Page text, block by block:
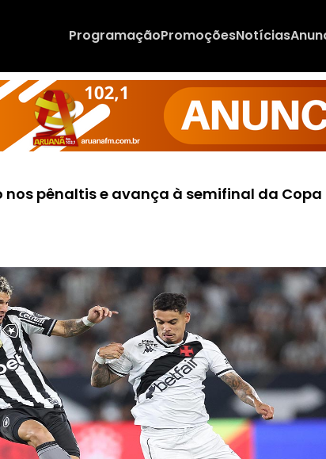
ProgramaçãoPromoçõesNotícias
nos pênaltis e avança à semifinal da Copa